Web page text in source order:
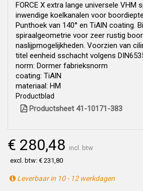
FORCE X extra lange universele VHM
inwendige koelkanalen voor
Punthoek van 140° en TiAlN coating.
spiraalgeometrie voor zeer rustig
naslijpmogelijkheden. Voorzien van
titel eenheid sschacht volgens
norm: Dormer fabrieksnorm
coating: TiAlN
materiaal: HM
Productblad
Productsheet 41-10171-383
€ 280,48 incl. btw
excl. btw: € 231,80
Leverbaar in 10 - 12 werkdagen